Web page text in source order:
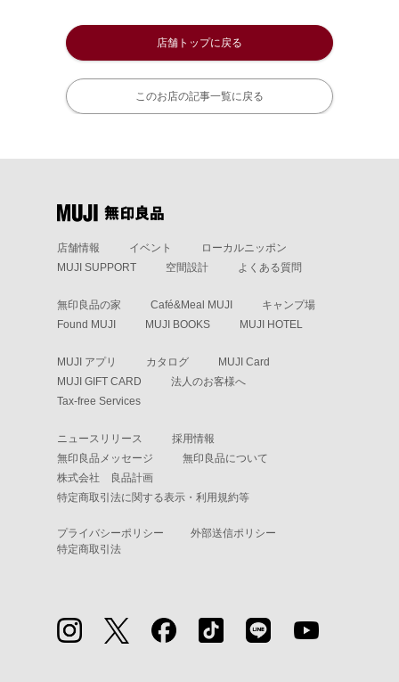
店舗トップに戻る
このお店の記事一覧に戻る
店舗情報 イベント
ローカルニッポン
MUJI SUPPORT
空間設計 よくある質問
無印良品の家 Café&Meal MUJI
キャンプ場
Found MUJI
MUJI BOOKS MUJI HOTEL
MUJI アプリ カタログ
MUJI Card
MUJI GIFT CARD
法人のお客様へ
Tax-free Services
ニュースリリース
採用情報
無印良品メッセージ
無印良品について
株式会社 良品計画
特定商取引法に関する表示・利用規約等
プライバシーポリシー
外部送信ポリシー
特定商取引法